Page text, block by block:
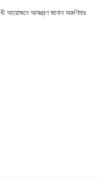
আয়োজনে আমন্ত্রণ জানান অরুণিমার